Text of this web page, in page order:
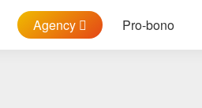
Agency Pro-bono